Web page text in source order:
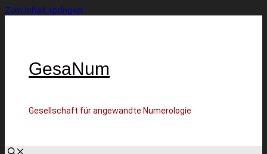
Zum Inhalt springen
GesaNum
Gesellschaft für angewandte Numerologie